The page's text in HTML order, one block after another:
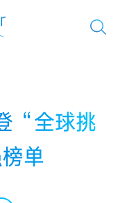
“全球挑
单